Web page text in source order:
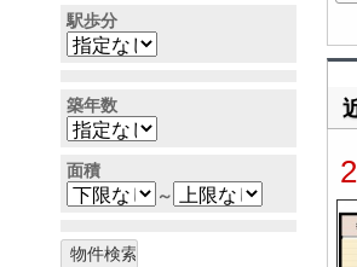
駅歩分
築年数
面積
～